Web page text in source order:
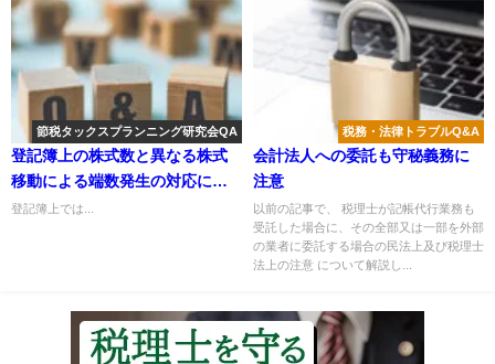
節税タックスプランニング研究会QA
登記簿上の株式数と異なる株式
移動による端数発生の対応につ
いて
登記簿上では...
税務・法律トラブルQ&A
会計法人への委託も守秘義務に
注意
以前の記事で、 税理士が記帳代行業務も
受託した場合に、その全部又は一部を外部
の業者に委託する場合の民法上及び税理士
法上の注意 について解説し...